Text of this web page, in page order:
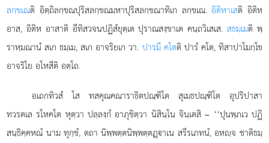
ลกฺขเณติ อิตฺถิลกฺขณปุริสลกฺขณมหาปุริสลกฺขณาทิเก ลกฺขเณ.อิติหาเสติ อิติห
อาส, อิติห อาสาติ อีทิสวจนปฏิสํยุตฺเตปุราณสงฺขาเต คนฺถวิเสเส.สธมฺเมติ พฺ
ราหฺมณานํ สเก ธมฺเม, สเก อาจริยเก วา. ปารมึ คโตติ ปารํ คโต, ทิสาปาโมกฺโข
อาจริโย อโหสีติ อตฺโถ.
อเถกทิวสํ โส ทสคุณคณาราธิตปณฺฑิโต สุเมธปณฺฑิโต อุปริปาสา
ทวรตเล รโหคโต หุตฺวา ปลฺลงฺกํ อาภุชิตฺวา นิสินฺโน จินฺเตสิ – ‘‘ปุนพฺภเว ปฏิ
สนฺธิคฺคหณํ นาม ทุกฺขํ, ตถา นิพฺพตฺตนิพฺพตฺตฏฺาเน สรีรเภทนํ, อหฺจ ชาติธมฺ